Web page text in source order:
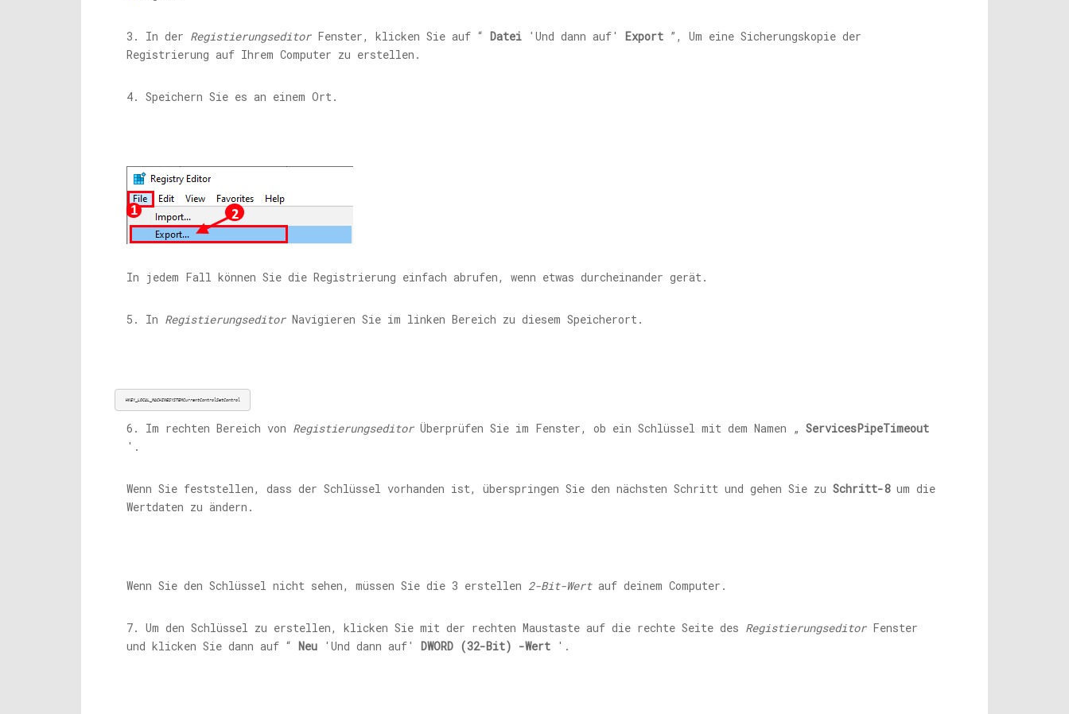
3. In der RegistierungseditorFenster, klicken Sie auf “ Datei 'Und dann auf' Export ”, Um eine Sicherungskopie der
Registrierung auf Ihrem Computer zu erstellen.
4. Speichern Sie es an einem Ort.
In jedem Fall können Sie die Registrierung einfach abrufen, wenn etwas durcheinander gerät.
5. In RegistierungseditorNavigieren Sie im linken Bereich zu diesem Speicherort.
HKEY_LOCAL_MACHINESYSTEMCurrentControlSetControl
6. Im rechten Bereich von RegistierungseditorÜberprüfen Sie im Fenster, ob ein Schlüssel mit dem Namen „ ServicesPipeTimeout
'.
Wenn Sie feststellen, dass der Schlüssel vorhanden ist, überspringen Sie den nächsten Schritt und gehen Sie zu Schritt-8um die
Wertdaten zu ändern.
Wenn Sie den Schlüssel nicht sehen, müssen Sie die 3 erstellen 2-Bit-Wertauf deinem Computer.
7. Um den Schlüssel zu erstellen, klicken Sie mit der rechten Maustaste auf die rechte Seite des RegistierungseditorFenster
und klicken Sie dann auf “ Neu 'Und dann auf' DWORD (32-Bit) -Wert '.